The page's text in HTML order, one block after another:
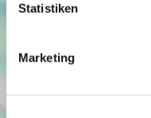
Statistiken
Marketing